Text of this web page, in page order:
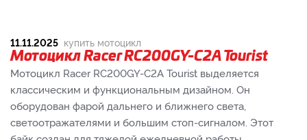
11.11.2025 купить мотоцикл
Мотоцикл Racer RC200GY-C2A Tourist
Мотоцикл Racer RC200GY-C2A Tourist выделяется
классическим и функциональным дизайном. Он
оборудован фарой дальнего и ближнего света,
светоотражателями и большим стоп-сигналом. Этот